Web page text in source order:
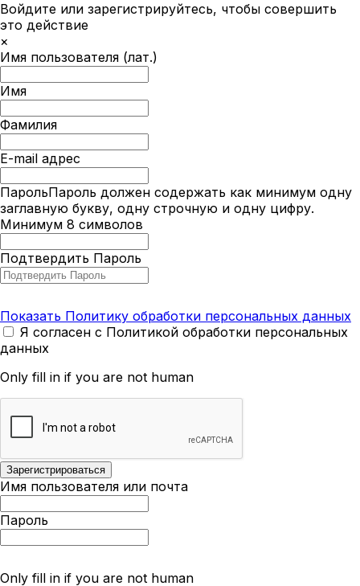
Войдите или зарегистрируйтесь, чтобы совершить
это действие
×
Имя пользователя (лат.)
Имя
Фамилия
E-mail адрес
ПарольПароль должен содержать как минимум одну
заглавную букву, одну строчную и одну цифру.
Минимум 8 символов
Подтвердить Пароль
Показать Политику обработки персональных данных
Я согласен с Политикой обработки персональных
данных
Only fill in if you are not human
Имя пользователя или почта
Пароль
Only fill in if you are not human